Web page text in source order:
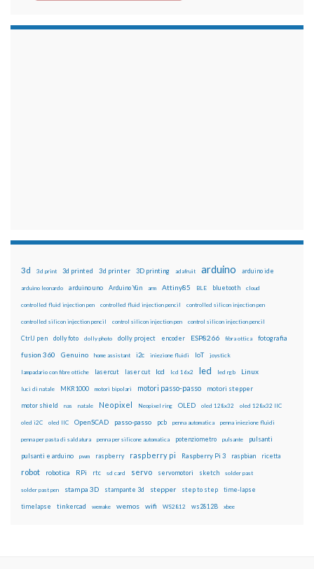
3d 3d print 3d printed 3d printer 3D printing adafruit arduino arduino ide
arduino leonardo arduino uno Arduino Yún arm Attiny85 BLE bluetooth cloud
controlled fluid injection pen controlled fluid injection pencil controlled silicon injection pen
controlled silicon injection pencil control silicon injection pen control silicon injection pencil
CtrlJ pen dolly foto dolly photo dolly project encoder ESP8266 fibra ottica fotografia
fusion 360 Genuino home assistant i2c iniezione fluidi IoT joystick
lampadario con fibre ottiche lasercut laser cut lcd lcd 16x2 led led rgb Linux
luci di natale MKR1000 motori bipolari motori passo-passo motori stepper
motor shield nas natale Neopixel Neopixel ring OLED oled 128x32 oled 128x32 IIC
oled i2C oled IIC OpenSCAD passo-passo pcb penna automatica penna iniezione fluidi
penna per pasta di saldatura penna per silicone automatica potenziometro pulsante pulsanti
pulsanti e arduino pwm raspberry raspberry pi Raspberry Pi 3 raspbian ricetta
robot robotica RPi rtc sd card servo servomotori sketch solder past
solder past pen stampa 3D stampante 3d stepper step to step time-lapse
timelapse tinkercad wemake wemos wifi WS2812 ws2812B xbee